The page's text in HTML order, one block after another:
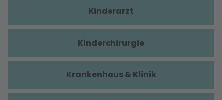
Kinderarzt
Kinderchirurgie
Krankenhaus & Klinik